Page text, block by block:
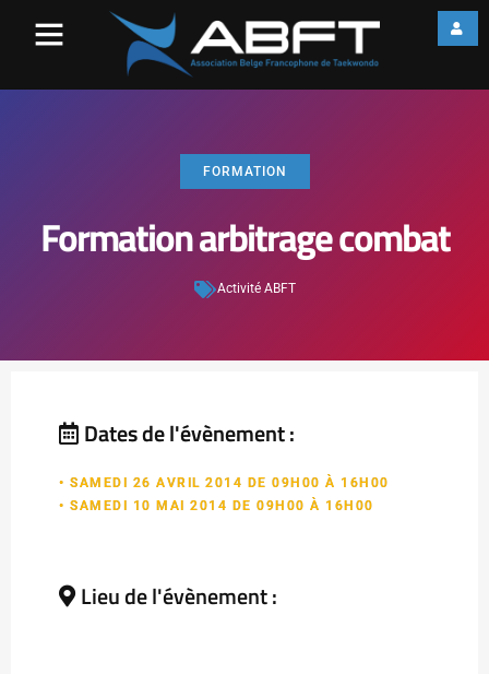
FORMATION
Formation arbitrage combat
Activité ABFT
Dates de l'évènement :
• SAMEDI 26 AVRIL 2014 DE 09H00 À 16H00
• SAMEDI 10 MAI 2014 DE 09H00 À 16H00
Lieu de l'évènement :